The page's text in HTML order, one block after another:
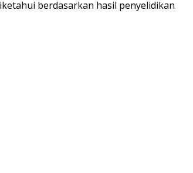
berdasarkan hasil penyelidikan